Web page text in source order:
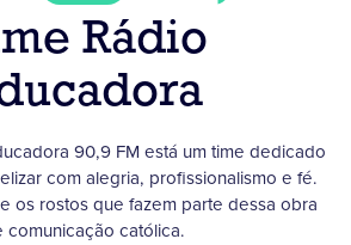
Rádio
90,9 FM está um time dedicado
com alegria, profissionalismo e fé.
os rostos que fazem parte dessa obra
comunicação católica.